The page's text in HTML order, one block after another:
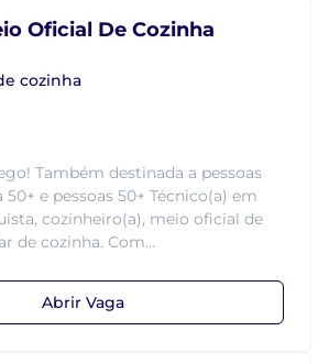
Oficial De Cozinha
cozinha
Também destinada a pessoas
e pessoas 50+ Técnico(a) em
cozinheiro(a), meio oficial de
de cozinha. Com...
Abrir Vaga